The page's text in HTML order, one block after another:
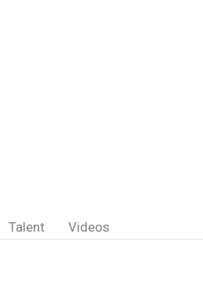
Talent Videos